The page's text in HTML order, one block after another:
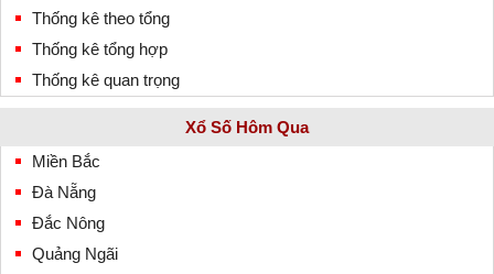
Thống kê theo tổng
Thống kê tổng hợp
Thống kê quan trọng
Xổ Số Hôm Qua
Miền Bắc
Đà Nẵng
Đắc Nông
Quảng Ngãi